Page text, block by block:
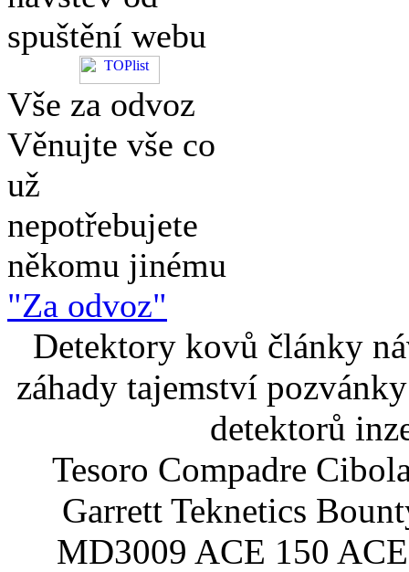
spuštění webu
Vše za odvoz
Věnujte vše co
už
nepotřebujete
někomu jinému
"Za odvoz"
Detektory kovů články
záhady tajemství
detektorů
Tesoro Compadre
Garrett Teknetics
MD3009 ACE 150